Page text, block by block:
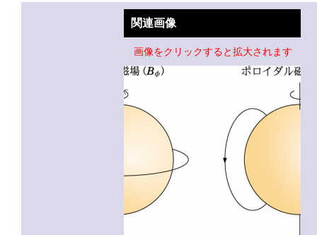
関連画像
画像をクリックすると拡大されます